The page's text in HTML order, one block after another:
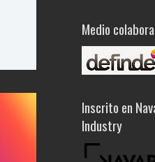
Medio
Inscrito en
Industry